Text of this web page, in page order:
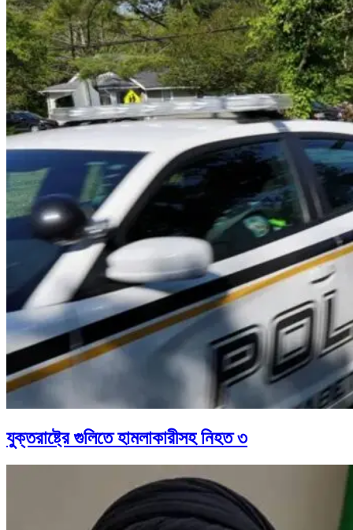
যুক্তরাষ্ট্রে গুলিতে হামলাকারীসহ নিহত ৩